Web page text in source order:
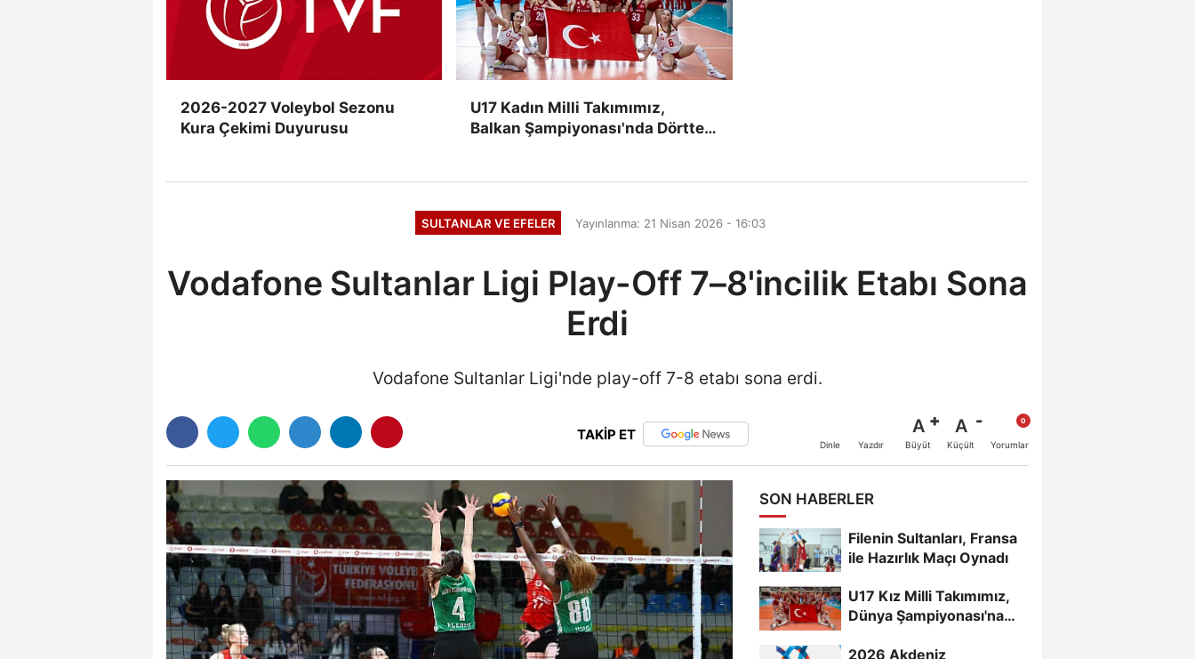
2026-2027 Voleybol Sezonu
Kura Çekimi Duyurusu
U17 Kadın Milli Takımımız,
Balkan Şampiyonası'nda Dörtte
SULTANLAR VE EFELER Yayınlanma: 21 Nisan 2026 - 16:03
Vodafone Sultanlar Ligi Play-Off 7–8'incilik Etabı Sona
Erdi
Vodafone Sultanlar Ligi'nde play-off 7-8 etabı sona erdi.
TAKİP ET
Dinle Yazdır
A
Büyüt
A
Küçült Yorumlar
SON HABERLER
Filenin Sultanları, Fransa
ile Hazırlık Maçı Oynadı
U17 Kız Milli Takımımız,
Dünya Şampiyonası'na
2026 Akdeniz